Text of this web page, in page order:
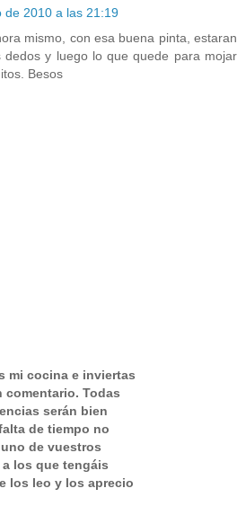
de 2010 a las 21:19
mismo, con esa buena pinta, estaran
dedos y luego lo que quede para mojar
Besos
mi cocina e inviertas
comentario. Todas
serán bien
de tiempo no
de vuestros
los que tengáis
los leo y los aprecio